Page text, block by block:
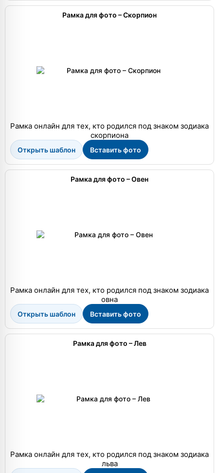
Рамка для фото – Скорпион
Рамка онлайн для тех, кто родился под знаком зодиака
скорпиона
Открыть шаблон Вставить фото
Рамка для фото – Овен
Рамка онлайн для тех, кто родился под знаком зодиака
овна
Открыть шаблон Вставить фото
Рамка для фото – Лев
Рамка онлайн для тех, кто родился под знаком зодиака
льва